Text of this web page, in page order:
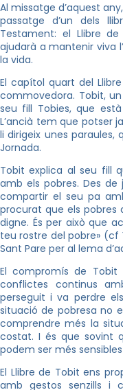
Al missatge d’aquest
passatge d’un dels
Testament: el Llibre
ajudarà a mantenir viva
la vida.
El capítol quart del
commovedora. Tobit,
seu fill Tobies, que
L’ancià tem que potser
li dirigeix ​​unes paraules,
Jornada.
Tobit explica al seu fill
amb els pobres. Des
compartir el seu pa
procurat que els pobres
digne. És per això que
teu rostre del pobre» (cf
Sant Pare per al lema
El compromís de
conflictes continus
perseguit i va perdre
situació de pobresa no
comprendre més la
costat. I és que sovint
podem ser més
El Llibre de Tobit ens
amb gestos senzills i